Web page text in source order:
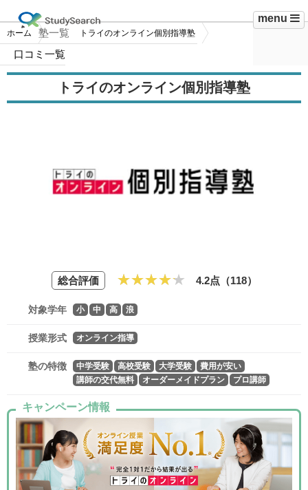
menu
ホーム 塾一覧 トライのオンライン個別指導塾
口コミ一覧
トライのオンライン個別指導塾
総合評価 4.2点（118）
対象学年 小 中 高 浪
授業形式 オンライン指導
塾の特徴 中学受験 高校受験 大学受験
費用が安い
講師の交代無料
オーダーメイドプラン プロ講師
キャンペーン情報